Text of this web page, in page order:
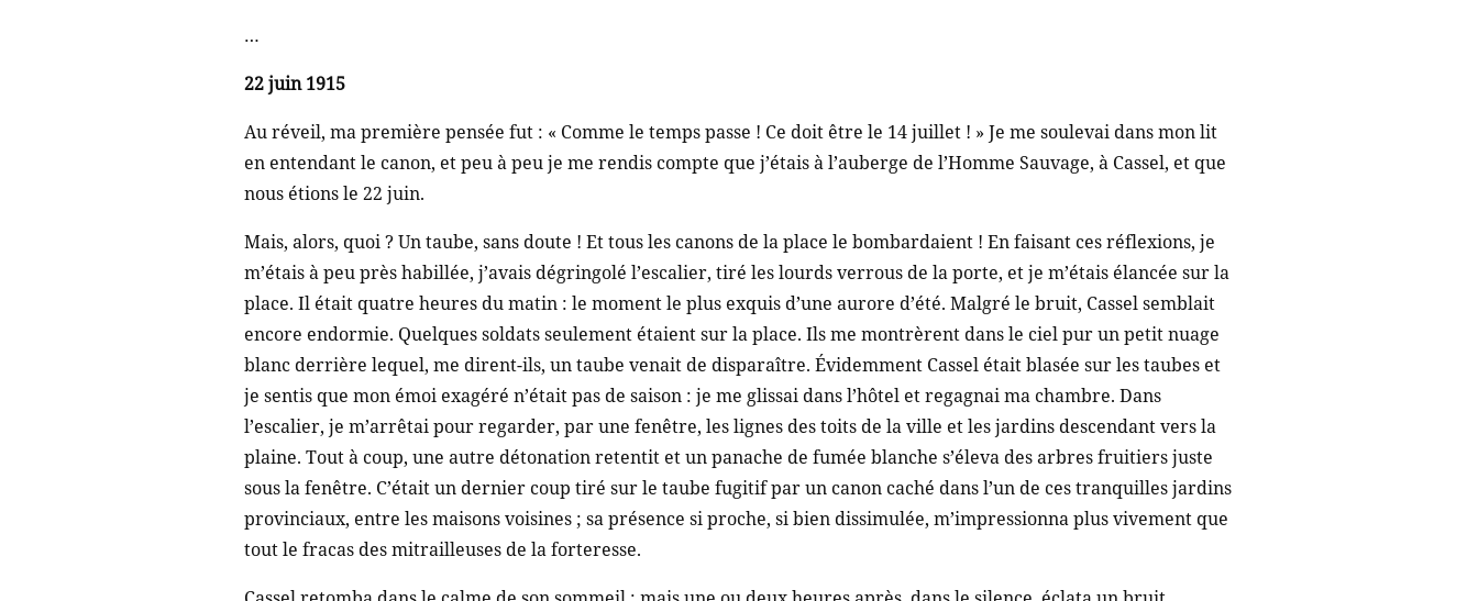
…
22 juin 1915
Au réveil, ma première pensée fut : « Comme le temps passe ! Ce doit être le 14 juillet ! » Je me soulevai dans mon lit
en entendant le canon, et peu à peu je me rendis compte que j’étais à l’auberge de l’Homme Sauvage, à Cassel, et que
nous étions le 22 juin.
Mais, alors, quoi ? Un taube, sans doute ! Et tous les canons de la place le bombardaient ! En faisant ces réflexions, je
m’étais à peu près habillée, j’avais dégringolé l’escalier, tiré les lourds verrous de la porte, et je m’étais élancée sur la
place. Il était quatre heures du matin : le moment le plus exquis d’une aurore d’été. Malgré le bruit, Cassel semblait
encore endormie. Quelques soldats seulement étaient sur la place. Ils me montrèrent dans le ciel pur un petit nuage
blanc derrière lequel, me dirent-ils, un taube venait de disparaître. Évidemment Cassel était blasée sur les taubes et
je sentis que mon émoi exagéré n’était pas de saison : je me glissai dans l’hôtel et regagnai ma chambre. Dans
l’escalier, je m’arrêtai pour regarder, par une fenêtre, les lignes des toits de la ville et les jardins descendant vers la
plaine. Tout à coup, une autre détonation retentit et un panache de fumée blanche s’éleva des arbres fruitiers juste
sous la fenêtre. C’était un dernier coup tiré sur le taube fugitif par un canon caché dans l’un de ces tranquilles jardins
provinciaux, entre les maisons voisines ; sa présence si proche, si bien dissimulée, m’impressionna plus vivement que
tout le fracas des mitrailleuses de la forteresse.